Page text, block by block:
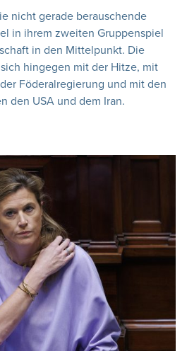
nicht gerade berauschende
in ihrem zweiten Gruppenspiel
in den Mittelpunkt. Die
hingegen mit der Hitze, mit
Föderalregierung und mit den
den USA und dem Iran.